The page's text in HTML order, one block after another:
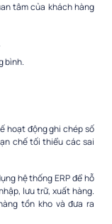
tâm của khách hàng
bình.
hoạt động ghi chép số
chế tối thiểu các sai
hệ thống ERP để hỗ
lưu trữ, xuất hàng.
tồn kho và đưa ra